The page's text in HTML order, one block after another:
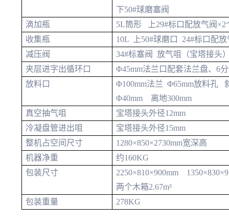
下50#球磨塞阀
滴加瓶
5L筒形 上29#标口配放气阀×2
收集瓶
10L 上50#球磨口 24#标口配
减压阀
34#标塞阀 放气咀（宝塔接头
夹层进字出循环口
Φ45mm法兰口配套法兰盘、6
放料口
Φ100mm法兰 Φ65mm放料孔
Φ40mm 离地300mm
真空抽气咀
宝塔接头外径12mm
冷凝盘管进出咀
宝塔接头外径15mm
整机占空间尺寸
1280×850×2730mm宽深高
机器净重
约160KG
包装尺寸
2250×810×900mm
两个木箱2.67m³
包装重量
278KG